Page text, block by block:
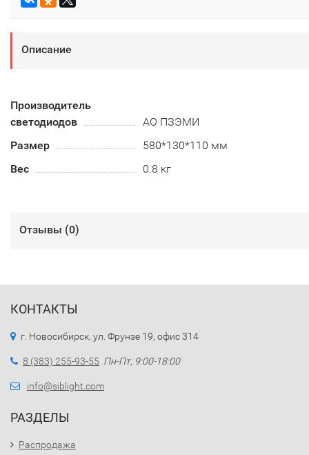
Описание
Производитель
светодиодов
АО ПЗЭМИ
Размер
580*130*110 мм
Вес
0.8 кг
Отзывы (0)
КОНТАКТЫ
г. Новосибирск, ул. Фрунзе 19, офис 314
8 (383) 255-93-55 Пн-Пт, 9:00-18:00
info@siblight.com
РАЗДЕЛЫ
Распродажа